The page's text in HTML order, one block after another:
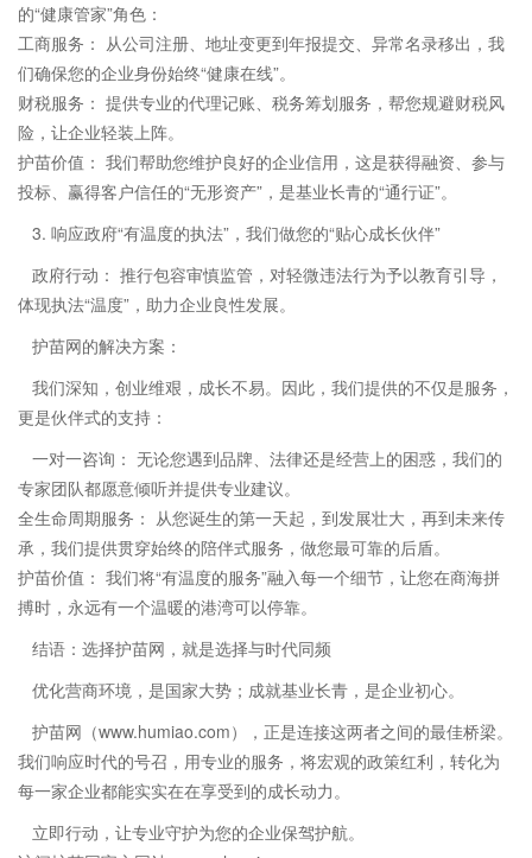
的“健康管家”角色：
工商服务： 从公司注册、地址变更到年报提交、异常名录移出，我
们确保您的企业身份始终“健康在线”。
财税服务： 提供专业的代理记账、税务筹划服务，帮您规避财税风
险，让企业轻装上阵。
护苗价值： 我们帮助您维护良好的企业信用，这是获得融资、参与
投标、赢得客户信任的“无形资产”，是基业长青的“通行证”。
3. 响应政府“有温度的执法”，我们做您的“贴心成长伙伴”
政府行动： 推行包容审慎监管，对轻微违法行为予以教育引导，
体现执法“温度”，助力企业良性发展。
护苗网的解决方案：
我们深知，创业维艰，成长不易。因此，我们提供的不仅是服务，
更是伙伴式的支持：
一对一咨询： 无论您遇到品牌、法律还是经营上的困惑，我们的
专家团队都愿意倾听并提供专业建议。
全生命周期服务： 从您诞生的第一天起，到发展壮大，再到未来传
承，我们提供贯穿始终的陪伴式服务，做您最可靠的后盾。
护苗价值： 我们将“有温度的服务”融入每一个细节，让您在商海拼
搏时，永远有一个温暖的港湾可以停靠。
结语：选择护苗网，就是选择与时代同频
优化营商环境，是国家大势；成就基业长青，是企业初心。
护苗网（www.humiao.com），正是连接这两者之间的最佳桥梁。
我们响应时代的号召，用专业的服务，将宏观的政策红利，转化为
每一家企业都能实实在在享受到的成长动力。
立即行动，让专业守护为您的企业保驾护航。